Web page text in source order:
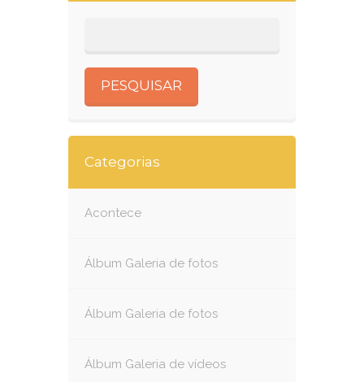
Categorias
Acontece
Álbum Galeria de fotos
Álbum Galeria de fotos
Álbum Galeria de vídeos